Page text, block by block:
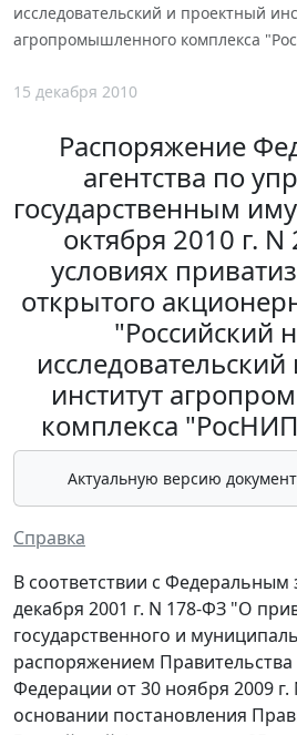
исследовательский и проектный
агропромышленного комплекса
15 декабря 2010
Распоряжение
агентства по
государственным
октября 2010 г.
условиях
открытого
"Российский
институт
комплекса
Актуальную версию
Справка
В соответствии с Федеральным
декабря 2001 г. N 178-ФЗ "О
государственного и
распоряжением Правительства
Федерации от 30 ноября 2009 г.
основании постановления